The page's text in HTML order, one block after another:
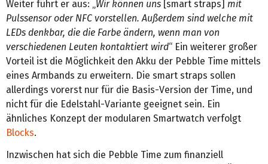
Weiter führt er aus: „Wir können uns [smart straps] mit
Pulssensor oder NFC vorstellen. Außerdem sind welche mit
LEDs denkbar, die die Farbe ändern, wenn man von
verschiedenen Leuten kontaktiert wird“ Ein weiterer großer
Vorteil ist die Möglichkeit den Akku der Pebble Time mittels
eines Armbands zu erweitern. Die smart straps sollen
allerdings vorerst nur für die Basis-Version der Time, und
nicht für die Edelstahl-Variante geeignet sein. Ein
ähnliches Konzept der modularen Smartwatch verfolgt
Blocks.
Inzwischen hat sich die Pebble Time zum finanziell